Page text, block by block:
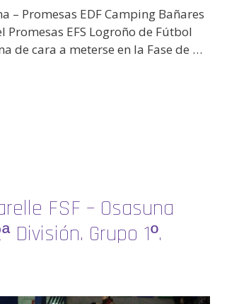
– Promesas EDF Camping Bañares
EFS Logroño de Fútbol
de cara a meterse en la Fase de …
FSF – Osasuna
División. Grupo 1º.